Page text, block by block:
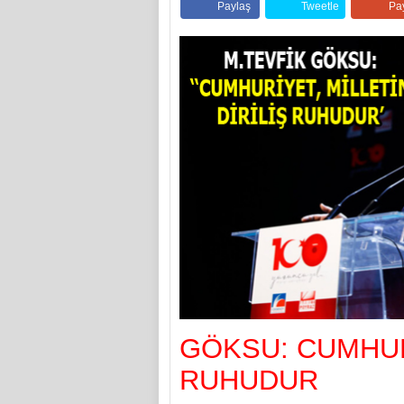
Paylaş Tweetle
GÖKSU:
RUHUDUR